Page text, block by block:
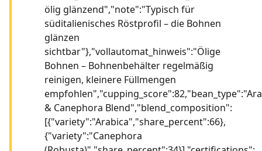
ölig glänzend","note":"Typisch für
süditalienisches Röstprofil – die Bohnen
glänzen
sichtbar"},"vollautomat_hinweis":"Ölige
Bohnen – Bohnenbehälter regelmäßig
reinigen, kleinere Füllmengen
& Canephora Blend","blend_composition":
[{"variety":"Arabica","share_percent":66},
{"variety":"Canephora